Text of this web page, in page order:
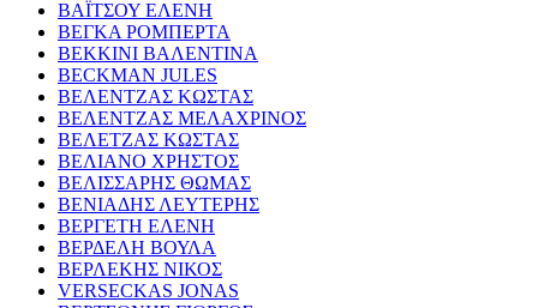
ΒΑΪΤΣΟΥ ΕΛΕΝΗ
ΒΕΓΚΑ ΡΟΜΠΕΡΤΑ
ΒΕΚΚΙΝΙ ΒΑΛΕΝΤΙΝΑ
BECKMAN JULES
ΒΕΛΕΝΤΖΑΣ ΚΩΣΤΑΣ
ΒΕΛΕΝΤΖΑΣ ΜΕΛΑΧΡΙΝΟΣ
ΒΕΛΕΤΖΑΣ ΚΩΣΤΑΣ
ΒΕΛΙΑΝΟ ΧΡΗΣΤΟΣ
ΒΕΛΙΣΣΑΡΗΣ ΘΩΜΑΣ
ΒΕΝΙΑΔΗΣ ΛΕΥΤΕΡΗΣ
ΒΕΡΓΕΤΗ ΕΛΕΝΗ
ΒΕΡΔΕΛΗ ΒΟΥΛΑ
ΒΕΡΛΕΚΗΣ ΝΙΚΟΣ
VERSECKAS JONAS